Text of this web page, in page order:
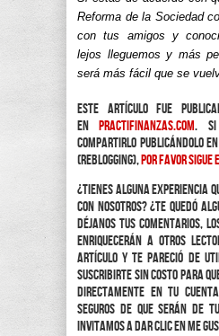
Reforma de la Sociedad
con tus amigos y
lejos lleguemos y más
será más fácil que se
Este artículo fue
enpractifinanzas.com. Si
compartirlo publicándolo
(reblogging),por favor sigue
¿Tienes alguna experiencia
con nosotros? ¿Te quedó
Déjanos tus comentarios,
enriquecerán a otros
artículo y te pareció de
suscribirte sin costo para
directamente en tu
seguros de que serán de
invitamos a dar clic en Me